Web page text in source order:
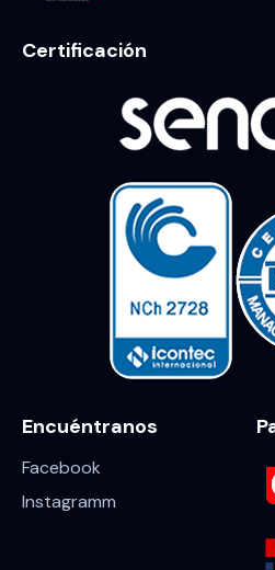
Certificación
Encuéntranos
Facebook
Instagramm